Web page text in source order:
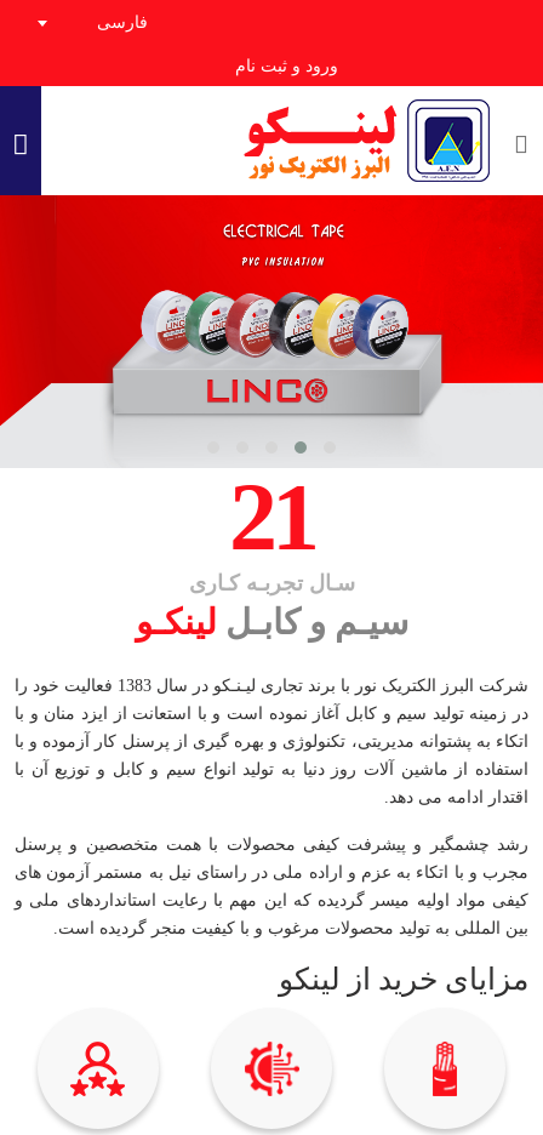
فارسی
ورود و ثبت نام
21
سـال تجربـه کـاری
سیـم و کابـل لینکـو
شرکت البرز الکتریک نور با برند تجاری لیـنـکو در سال 1383 فعالیت خود را
در زمینه تولید سیم و کابل آغاز نموده است و با استعانت از ایزد منان و با
اتکاء به پشتوانه مدیریتی، تکنولوژی و بهره گیری از پرسنل کار آزموده و با
استفاده از ماشین آلات روز دنیا به تولید انواع سیم و کابل و توزیع آن با
اقتدار ادامه می دهد.
رشد چشمگیر و پیشرفت کیفی محصولات با همت متخصصین و پرسنل
مجرب و با اتکاء به عزم و اراده ملی در راستای نیل به مستمر آزمون های
کیفی مواد اولیه میسر گردیده که این مهم با رعایت استانداردهای ملی و
بین المللی به تولید محصولات مرغوب و با کیفیت منجر گردیده است.
مزایای خرید از لینکو